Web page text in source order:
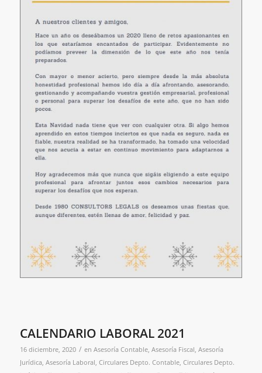
CALENDARIO LABORAL 2021
16 diciembre, 2020 / en Asesoría Contable, Asesoría Fiscal Asesoría
Jurídica, Asesoría Laboral Circulares Depto. Contable, Circulares Depto.